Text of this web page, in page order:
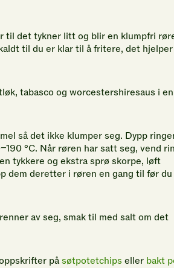
til det tykner litt og blir en klumpfri
til du er klar til å fritere, det hjelper
tabasco og worcestershiresaus i en
så det ikke klumper seg. Dypp
°C. Når røren har satt seg, vend
tykkere og ekstra sprø skorpe, løft
dem deretter i røren en gang til før du
av seg, smak til med salt om det
påsøtpotetchips eller bakt